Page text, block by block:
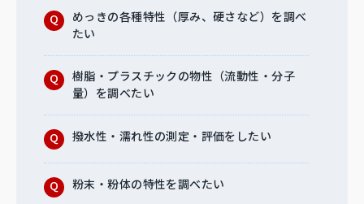
めっきの各種特性（厚み、硬さなど）を調べ
たい
樹脂・プラスチックの物性（流動性・分子
量）を調べたい
撥水性・濡れ性の測定・評価をしたい
粉末・粉体の特性を調べたい